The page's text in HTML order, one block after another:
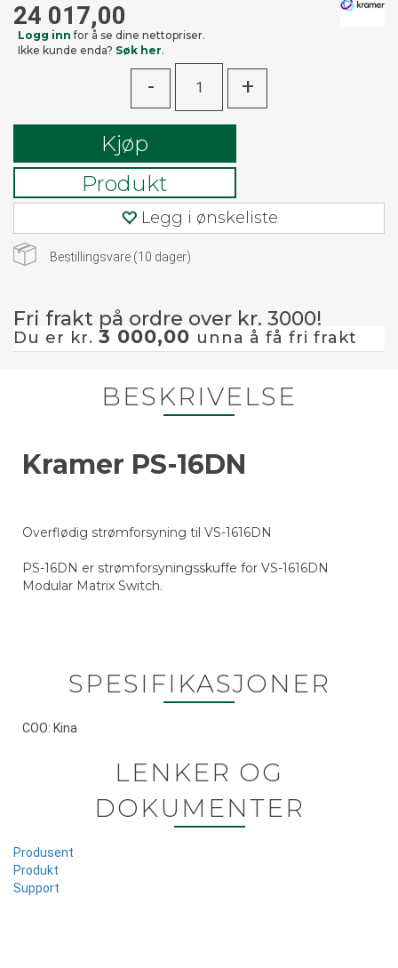
24 017,00
Logg inn for å se dine nettopriser.
Ikke kunde enda? Søk her.
- +
Kjøp
Produkt
Legg i ønskeliste
Bestillingsvare (10 dager)
Fri frakt på ordre over kr. 3000!
Du er kr. 3 000,00 unna å få fri frakt
BESKRIVELSE
Kramer PS-16DN
Overflødig strømforsyning til VS-1616DN
PS-16DN er strømforsyningsskuffe for VS-1616DN
Modular Matrix Switch.
SPESIFIKASJONER
COO: Kina
LENKER OG
DOKUMENTER
Produsent
Produkt
Support